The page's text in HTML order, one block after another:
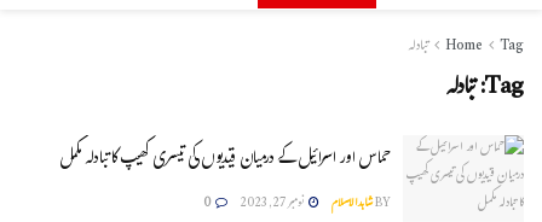
Home Tag تبادلہ
Tag:تبادلہ
حماس اور اسرائیل کے درمیان قیدیوں کی تیسری کھیپ کا تبادلہ مکمل
BYشاہدالاسلام نومبر 27, 2023 0